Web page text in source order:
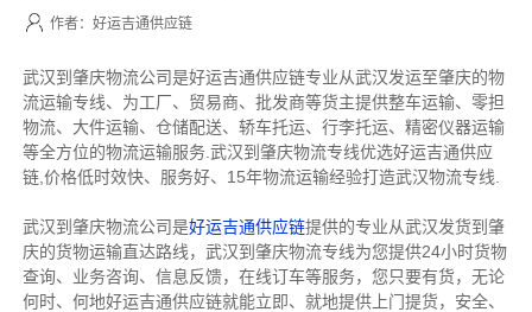
作者：好运吉通供应链
武汉到肇庆物流公司是好运吉通供应链专业从武汉发运至肇庆的物
流运输专线、为工厂、贸易商、批发商等货主提供整车运输、零担
物流、大件运输、仓储配送、轿车托运、行李托运、精密仪器运输
等全方位的物流运输服务.武汉到肇庆物流专线优选好运吉通供应
链,价格低时效快、服务好、15年物流运输经验打造武汉物流专线.
武汉到肇庆物流公司是好运吉通供应链提供的专业从武汉发货到肇
庆的货物运输直达路线，武汉到肇庆物流专线为您提供24小时货物
查询、业务咨询、信息反馈，在线订车等服务，您只要有货，无论
何时、何地好运吉通供应链就能立即、就地提供上门提货，安全、